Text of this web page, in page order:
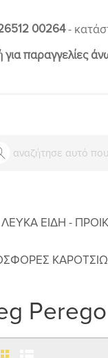
00264-
παραγγελίες
ΛΕΥΚΆ ΕΊΔΗ -
Perego